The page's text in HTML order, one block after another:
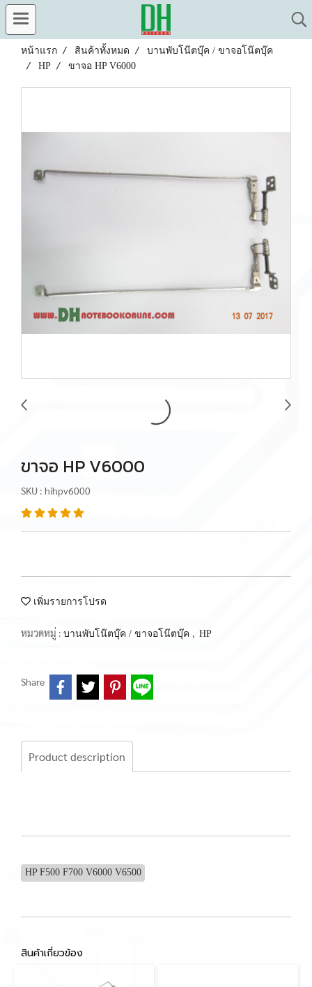
หน้าแรก สินค้าทั้งหมด
บานพับโน๊ตบุ๊ค / ขาจอโน๊ตบุ๊ค
HP
ขาจอ HP V6000
ขาจอ HP V6000
SKU : hihpv6000
เพิ่มรายการโปรด
หมวดหมู่ : บานพับโน๊ตบุ๊ค / ขาจอโน๊ตบุ๊ค , HP
Share
Product description
HP F500 F700 V6000 V6500
สินค้าเกี่ยวข้อง